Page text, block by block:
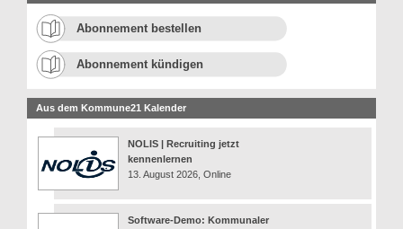
Abonnement bestellen
Abonnement kündigen
Aus dem Kommune21 Kalender
NOLIS | Recruiting jetzt
kennenlernen
13. August 2026, Online
Software-Demo: Kommunaler